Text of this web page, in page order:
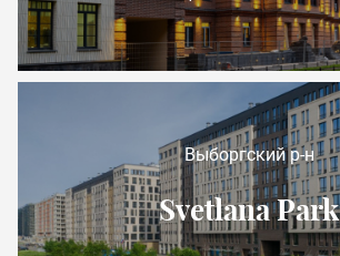
Выборгский р-н
Svetlana Park